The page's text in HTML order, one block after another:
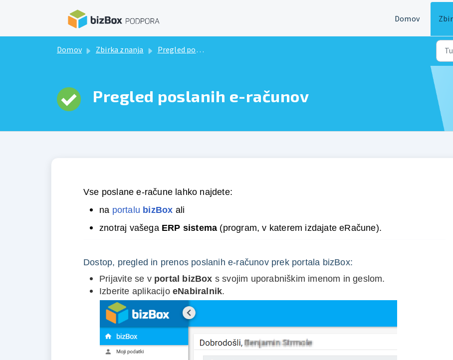
Domov
Domov Zbirka znanja Pregled poslanih e-računov
Pregled poslanih e-računov
Vse poslane e-račune lahko najdete:
na portalu bizBox ali
znotraj vašega ERP sistema (program, v katerem izdajate eRačune).
Dostop, pregled in prenos poslanih e-računov prek portala bizBox:
Prijavite se v portal bizBox s svojim uporabniškim imenom in geslom.
Izberite aplikacijo eNabiralnik.